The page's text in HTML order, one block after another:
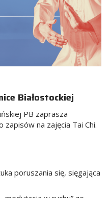
Białostockiej
PB zaprasza
na zajęcia Tai Chi.
poruszania się, sięgająca